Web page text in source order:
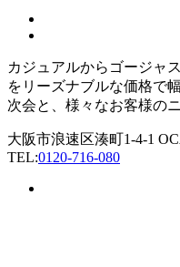
カジュアルからゴージャ
をリーズナブルな価格で
次会と、様々なお客様の
大阪市浪速区湊町1-4-1
TEL:0120-716-080